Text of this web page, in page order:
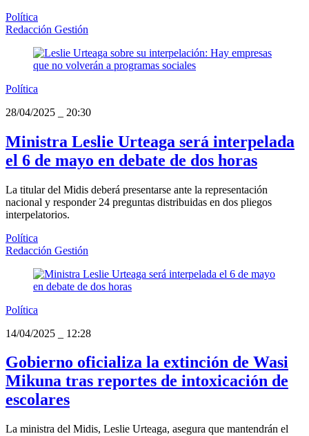
Política
Redacción Gestión
Política
28/04/2025
20:30
Ministra Leslie Urteaga será interpelada
el 6 de mayo en debate de dos horas
La titular del Midis deberá presentarse ante la representación
nacional y responder 24 preguntas distribuidas en dos pliegos
interpelatorios.
Política
Redacción Gestión
Política
14/04/2025
12:28
Gobierno oficializa la extinción de Wasi
Mikuna tras reportes de intoxicación de
escolares
La ministra del Midis, Leslie Urteaga, asegura que mantendrán el